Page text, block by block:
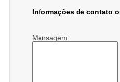
Informações de contato
Mensagem: